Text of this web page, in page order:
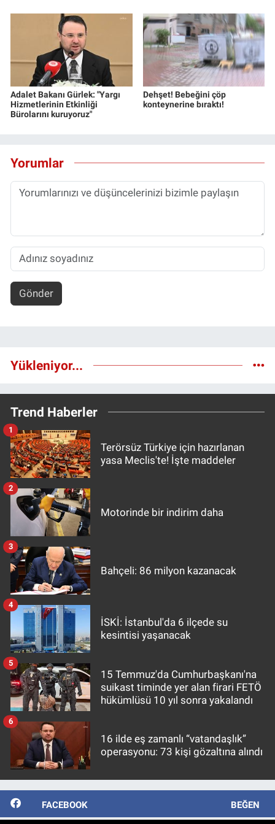
Adalet Bakanı Gürlek: "Yargı
Hizmetlerinin Etkinliği
Bürolarını kuruyoruz"
Dehşet! Bebeğini çöp
konteynerine bıraktı!
Yorumlar
Gönder
Yükleniyor...
Trend Haberler
Terörsüz Türkiye için hazırlanan
yasa Meclis'te! İşte maddeler
1
Motorinde bir indirim daha
2
Bahçeli: 86 milyon kazanacak
3
İSKİ: İstanbul'da 6 ilçede su
kesintisi yaşanacak
4
15 Temmuz'da Cumhurbaşkanı'na
suikast timinde yer alan firari FETÖ
hükümlüsü 10 yıl sonra yakalandı
5
16 ilde eş zamanlı “vatandaşlık”
operasyonu: 73 kişi gözaltına alındı
6
FACEBOOK BEĞEN